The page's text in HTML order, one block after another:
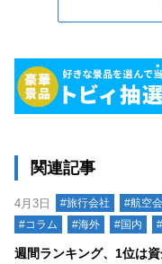
関連記事
4月3日 #旅行会社 #航空
#コラム
#海外 #国内
週間ランキング、1位は